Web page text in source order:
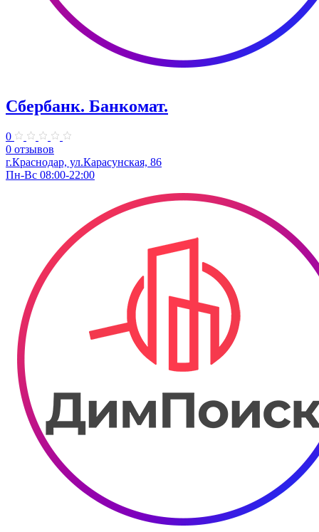
Сбербанк. Банкомат.
0
0 отзывов
г.Краснодар, ул.​​Карасунская, 86
Пн-Вс 08:00-22:00